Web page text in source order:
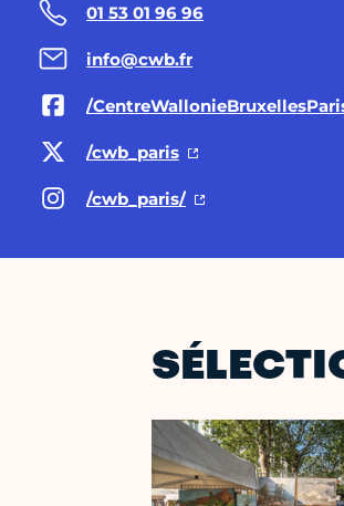
01 53 01 96 96
info@cwb.fr
/
/cwb_paris
/cwb_paris/